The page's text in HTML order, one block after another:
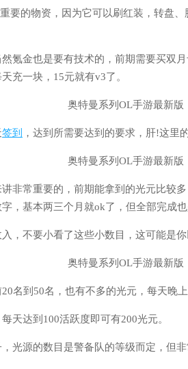
要的物资，因为它可以刷红装，转盘
氪金也是要有技术的，前期需要买双
充一块，15元就有v3了。
签到 ，达到所需要达到的要求，肝!这里
非常重要的，前期能拿到的光元比较
，基本两三个月就ok了，但全部完成也
，不要小看了这些小数目，这可能是
名到50名，也有不多的光元，每天晚
天达到100活跃度即可有200光元。
光源的数目是警备队的等级而定，但非